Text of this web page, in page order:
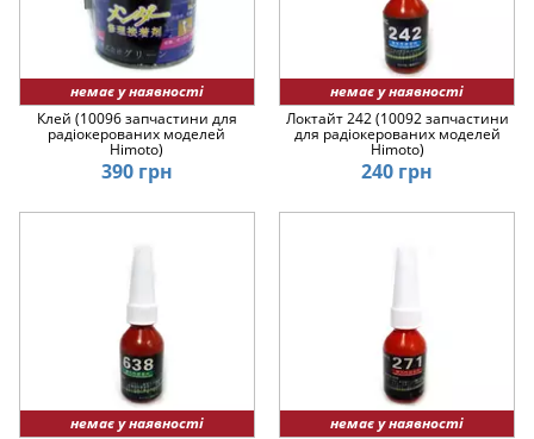
немає у наявності
Клей (10096 запчастини для
радіокерованих моделей
Himoto)
390 грн
немає у наявності
Локтайт 242 (10092 запчастини
для радіокерованих моделей
Himoto)
240 грн
немає у наявності
немає у наявності